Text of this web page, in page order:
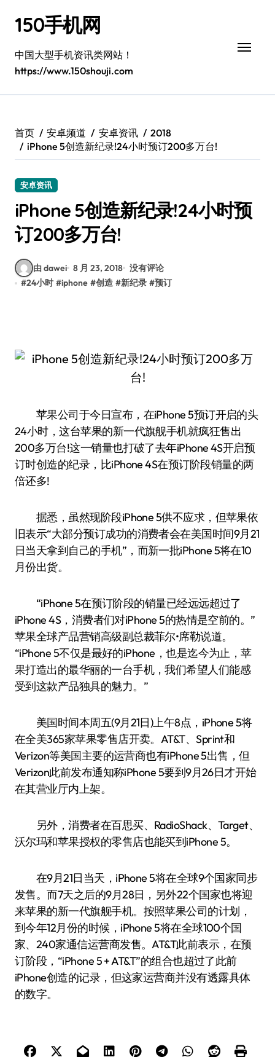
150手机网
中国大型手机资讯类网站！
https://www.150shouji.com
首页 安卓频道 安卓资讯
2018
iPhone 5创造新纪录!24小时预订200多万台!
安卓资讯
iPhone 5创造新纪录!24小时预
订200多万台!
由 dawei 8 月 23, 2018 没有评论
#24小时 #iphone #创造 #新纪录 #预订
苹果公司于今日宣布，在iPhone 5预订开启的头
24小时，这台苹果的新一代旗舰手机就疯狂售出
200多万台!这一销量也打破了去年iPhone 4S开启预
订时创造的纪录，比iPhone 4S在预订阶段销量的两
倍还多!
据悉，虽然现阶段iPhone 5供不应求，但苹果依
旧表示“大部分预订成功的消费者会在美国时间9月21
日当天拿到自己的手机”，而新一批iPhone 5将在10
月份出货。
“iPhone 5在预订阶段的销量已经远远超过了
iPhone 4S，消费者们对iPhone 5的热情是空前的。”
苹果全球产品营销高级副总裁菲尔•席勒说道。
“iPhone 5不仅是最好的iPhone，也是迄今为止，苹
果打造出的最华丽的一台手机，我们希望人们能感
受到这款产品独具的魅力。”
美国时间本周五(9月21日)上午8点，iPhone 5将
在全美365家苹果零售店开卖。AT&T、Sprint和
Verizon等美国主要的运营商也有iPhone 5出售，但
Verizon此前发布通知称iPhone 5要到9月26日才开始
在其营业厅内上架。
另外，消费者在百思买、RadioShack、Target、
沃尔玛和苹果授权的零售店也能买到iPhone 5。
在9月21日当天，iPhone 5将在全球9个国家同步
发售。而7天之后的9月28日，另外22个国家也将迎
来苹果的新一代旗舰手机。按照苹果公司的计划，
到今年12月份的时候，iPhone 5将在全球100个国
家、240家通信运营商发售。AT&T此前表示，在预
订阶段，“iPhone 5 + AT&T”的组合也超过了此前
iPhone创造的记录，但这家运营商并没有透露具体
的数字。